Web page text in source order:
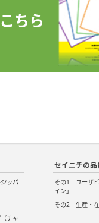
ちら
ッパ
チャ
セイニチの品
その1 ユーザビ
イン」
その2 生産・